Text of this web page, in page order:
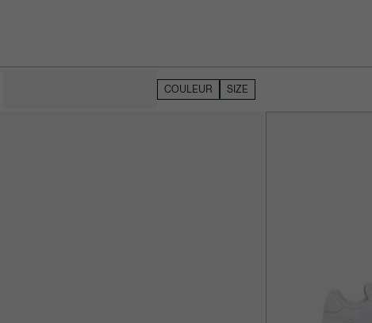
COULEUR SIZE